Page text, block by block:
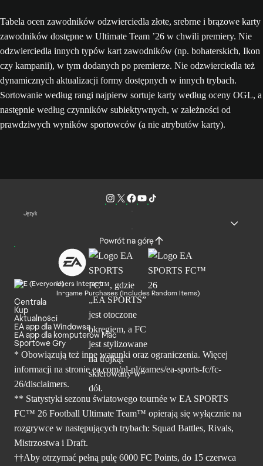
Tabela ocen zawodników odzwierciedla złote, srebrne i brązowe karty
zawodników dostępne w Ultimate Team ’26 w chwili premiery. Nie
odzwierciedla innych typów kart zawodników (np. bohaterskich, Ikon
czy kampanii), w tym dodanych po premierze. Nie odzwierciedla też
dynamicznych aktualizacji formy dostępnych w innych trybach.
Sortowanie według rangi najpierw sortuje karty według oceny OGL, a
następnie według czynników subiektywnych, w zależności od
prawdziwych wyników sportowców (a nie atrybutów karty).
Język
Powrót na górę
Users Interact
In-game Purchases (Includes Random Items)
Centrala
Kup
Aktualności
EA app dla Windowsa
EA app dla komputerów Mac
Sportowe Gry
* Obowiązują też inne warunki oraz ograniczenia. Więcej
informacji na stronie ea.com/pl-pl/games/ea-sports-fc/fc-
26/disclaimers.
** Statystyki sezonu światowego tournée w EA SPORTS
FC™ 26 Football Ultimate Team™ opierają się wyłącznie na
rozgrywce w następujących trybach: Squad Battles, Rivals,
Mistrzostwa i Draft.
††Aby otrzymać pełną pulę 6000 FC Points, do 15 czerwca